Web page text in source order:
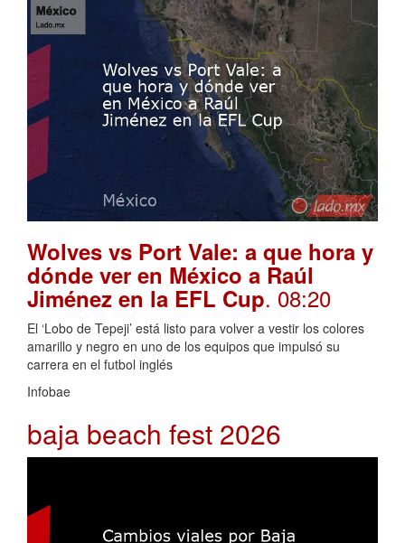
Wolves vs Port Vale: a que hora y
dónde ver en México a Raúl
Jiménez en la EFL Cup. 08:20
El ‘Lobo de Tepeji’ está listo para volver a vestir los colores
amarillo y negro en uno de los equipos que impulsó su
carrera en el futbol inglés
Infobae
baja beach fest 2026